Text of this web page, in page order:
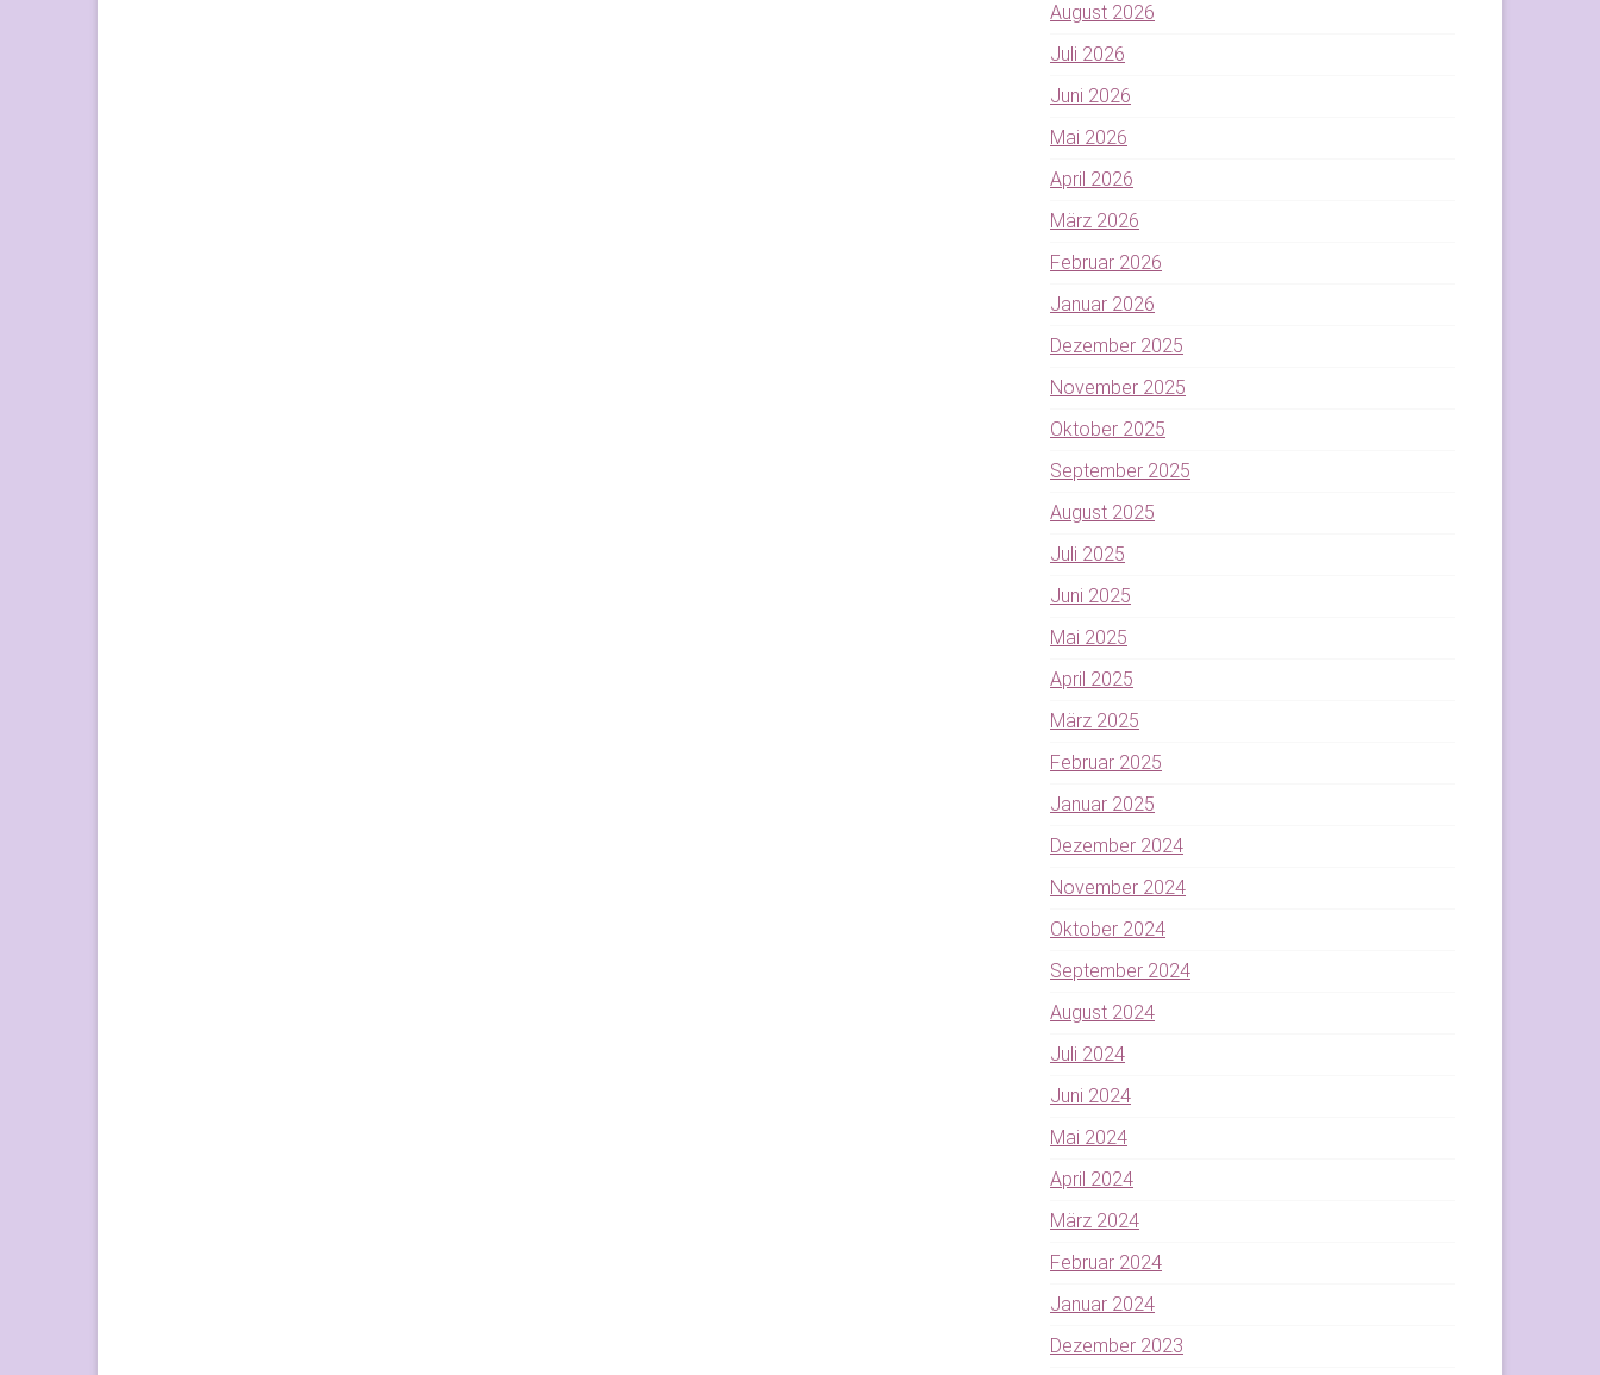
August 2026
Juli 2026
Juni 2026
Mai 2026
April 2026
März 2026
Februar 2026
Januar 2026
Dezember 2025
November 2025
Oktober 2025
September 2025
August 2025
Juli 2025
Juni 2025
Mai 2025
April 2025
März 2025
Februar 2025
Januar 2025
Dezember 2024
November 2024
Oktober 2024
September 2024
August 2024
Juli 2024
Juni 2024
Mai 2024
April 2024
März 2024
Februar 2024
Januar 2024
Dezember 2023